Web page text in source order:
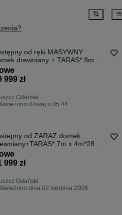
od ręki MASYWNY
drewniany + TARAS* 8m x
m2*SCIANY aż 45 mm
999 zł
Gdański
dzisiaj o 05:44
od ZARAZ domek
7m x 4m*28
*SCIANY aż 45mm
999 zł
Gdański
dnia 02 sierpnia 2026